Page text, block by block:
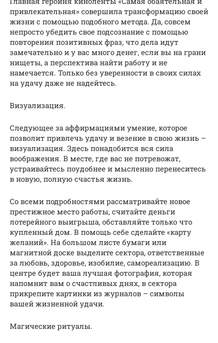
привлекательная» совершила трансформацию своей
жизни с помощью подобного метода. Да, совсем
непросто убедить свое подсознание с помощью
повторения позитивных фраз, что дела идут
замечательно и у вас много денег, если вы на грани
нищеты, а перспектива найти работу и не
намечается. Только без уверенности в своих силах
на удачу даже не надейтесь.
Визуализация.
Следующее за аффирмациями умение, которое
позволит привлечь удачу и везение в свою жизнь –
визуализация. Здесь понадобится вся сила
воображения. В месте, где вас не потревожат,
устраивайтесь поудобнее и мысленно перенеситесь
в новую, полную счастья жизнь.
Со всеми подробностями рассматривайте новое
престижное место работы, считайте деньги
лотерейного выигрыша, обставляйте только что
купленный дом. В помощь себе сделайте «карту
желаний». На большом листе бумаги или
магнитной доске выделите сектора, ответственные
за любовь, здоровье, изобилие, самореализацию. В
центре будет ваша лучшая фотография, которая
напомнит вам о счастливых днях, в сектора
прикрепите картинки из журналов – символы
вашей жизненной удачи.
Магические ритуалы.